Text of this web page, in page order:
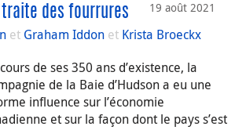
19 août 2021
traite des fourrures
et Graham Iddon et Krista Broeckx
de ses 350 ans d’existence, la
de la Baie d’Hudson a eu une
influence sur l’économie
et sur la façon dont le pays s’est